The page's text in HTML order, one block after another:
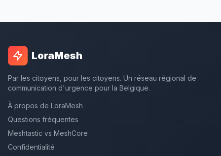
LoraMesh
Par les citoyens, pour les citoyens. Un réseau régional de
communication d'urgence pour la Belgique.
À propos de LoraMesh
Questions fréquentes
Meshtastic vs MeshCore
Confidentialité